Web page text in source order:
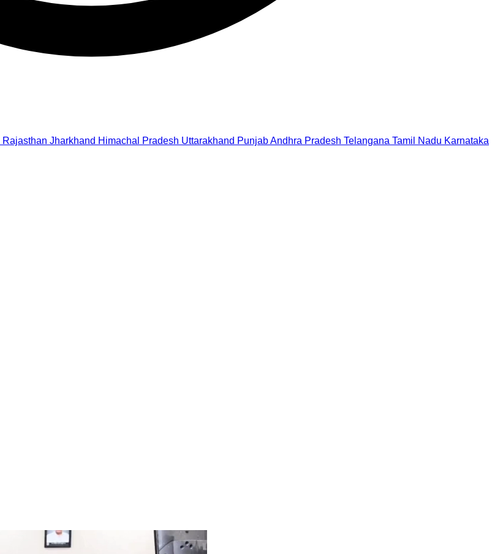
Rajasthan Jharkhand Himachal Pradesh Uttarakhand PunjabAndhra Pradesh Telangana Tamil Nadu Karnataka